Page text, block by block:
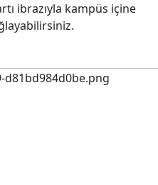
ibrazıyla kampüs içine